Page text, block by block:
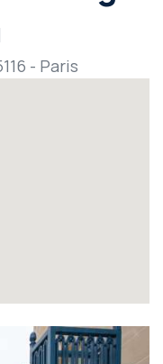
- Paris